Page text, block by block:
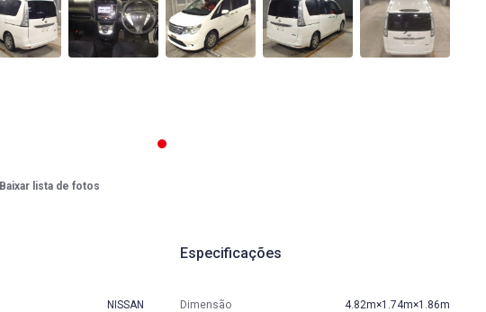
Baixar lista de fotos
NISSAN
Especificações
Dimensão 4.82m×1.74m×1.86m